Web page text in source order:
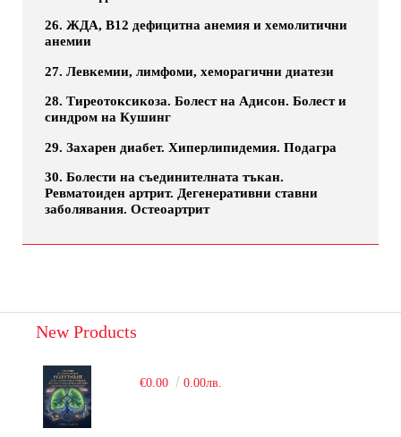
26. ЖДА, B12 дефицитна анемия и хемолитични
анемии
27. Левкемии, лимфоми, хеморагични диатези
28. Тиреотоксикоза. Болест на Адисон. Болест и
синдром на Кушинг
29. Захарен диабет. Хиперлипидемия. Подагра
30. Болести на съединителната тъкан.
Ревматоиден артрит. Дегенеративни ставни
заболявания. Остеоартрит
New Products
€0.00 0.00лв.